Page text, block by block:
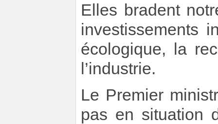
Elles bradent
investissements
écologique, la
l’industrie.
Le Premier
pas en situation